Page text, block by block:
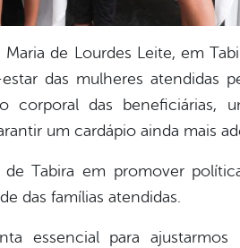
de Lourdes Leite, em
das mulheres atendidas
das beneficiárias,
um cardápio ainda mais
Tabira em promover
das famílias atendidas.
essencial para ajustarmos